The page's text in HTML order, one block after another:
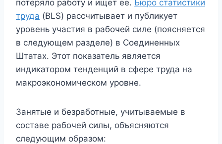
потеряло работу и ищет ее. Бюро статистики
труда (BLS) рассчитывает и публикует
уровень участия в рабочей силе (поясняется
в следующем разделе) в Соединенных
Штатах. Этот показатель является
индикатором тенденций в сфере труда на
макроэкономическом уровне.
Занятые и безработные, учитываемые в
составе рабочей силы, объясняются
следующим образом: